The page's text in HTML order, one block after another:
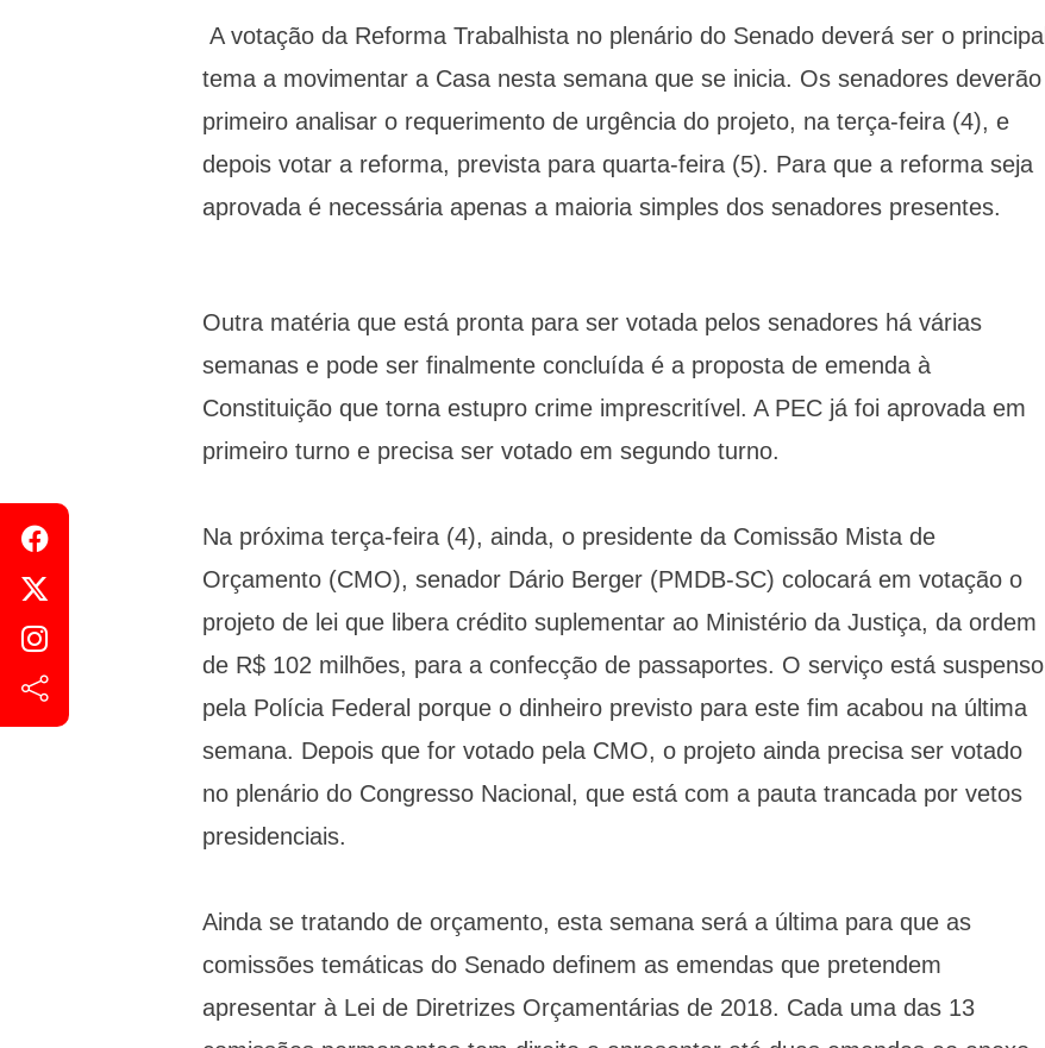
A votação da Reforma Trabalhista no plenário do Senado deverá ser o principal
tema a movimentar a Casa nesta semana que se inicia. Os senadores deverão
primeiro analisar o requerimento de urgência do projeto, na terça-feira (4), e
depois votar a reforma, prevista para quarta-feira (5). Para que a reforma seja
aprovada é necessária apenas a maioria simples dos senadores presentes.
Outra matéria que está pronta para ser votada pelos senadores há várias
semanas e pode ser finalmente concluída é a proposta de emenda à
Constituição que torna estupro crime imprescritível. A PEC já foi aprovada em
primeiro turno e precisa ser votado em segundo turno.
Na próxima terça-feira (4), ainda, o presidente da Comissão Mista de
Orçamento (CMO), senador Dário Berger (PMDB-SC) colocará em votação o
projeto de lei que libera crédito suplementar ao Ministério da Justiça, da ordem
de R$ 102 milhões, para a confecção de passaportes. O serviço está suspenso
pela Polícia Federal porque o dinheiro previsto para este fim acabou na última
semana. Depois que for votado pela CMO, o projeto ainda precisa ser votado
no plenário do Congresso Nacional, que está com a pauta trancada por vetos
presidenciais.
Ainda se tratando de orçamento, esta semana será a última para que as
comissões temáticas do Senado definem as emendas que pretendem
apresentar à Lei de Diretrizes Orçamentárias de 2018. Cada uma das 13